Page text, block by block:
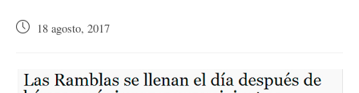
Publicación
entrada:
18 agosto, 2017